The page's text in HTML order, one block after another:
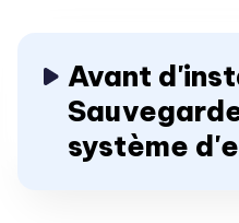
Avant
système